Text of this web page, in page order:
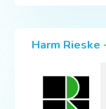
Harm Rieske